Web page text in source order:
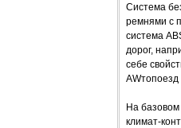
Система
ремнями с
система
дорог,
себе
На
климат-